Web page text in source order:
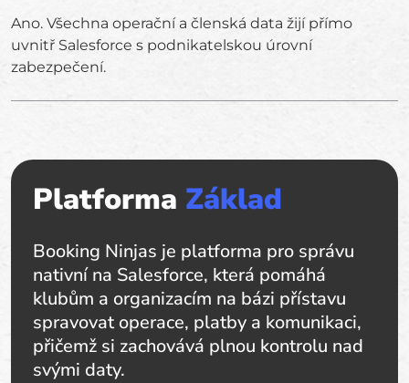
Ano. Všechna operační a členská data žijí přímo
uvnitř Salesforce s podnikatelskou úrovní
zabezpečení.
Platforma Základ
Booking Ninjas je platforma pro správu
nativní na Salesforce, která pomáhá
klubům a organizacím na bázi přístavu
spravovat operace, platby a komunikaci,
přičemž si zachovává plnou kontrolu nad
svými daty.